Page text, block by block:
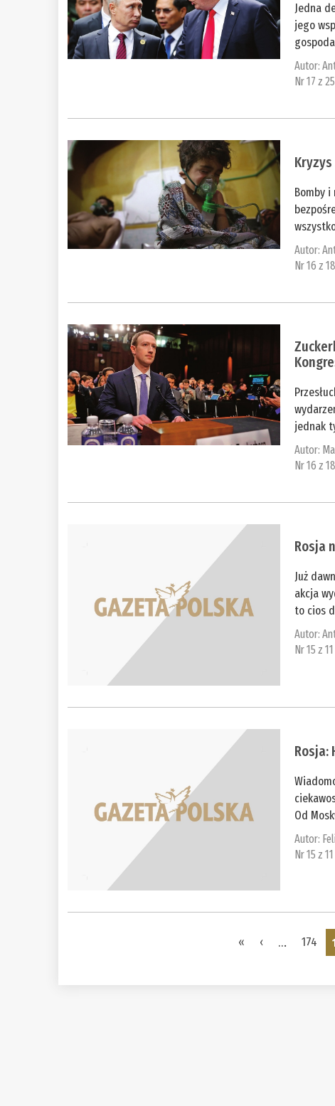
Jedna
jego
Autor:
Nr 17 z
Bomby
Autor:
Nr 16 z
jednak
Autor:
Nr 16 z
Rosja
Już
akcja
to cios
Autor:
Nr 15 z
Rosja:
Od
Autor:
Nr 15 z
« ‹ … 174